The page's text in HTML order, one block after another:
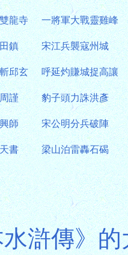
龍寺 一將軍大戰靈雞峰
鎮 宋江兵襲寇州城
邱玄 呼延灼賺城捉高讓
謹 豹子頭力誅洪彥
師 宋公明分兵破陣
書 梁山泊雷轟石碣
滸傳》